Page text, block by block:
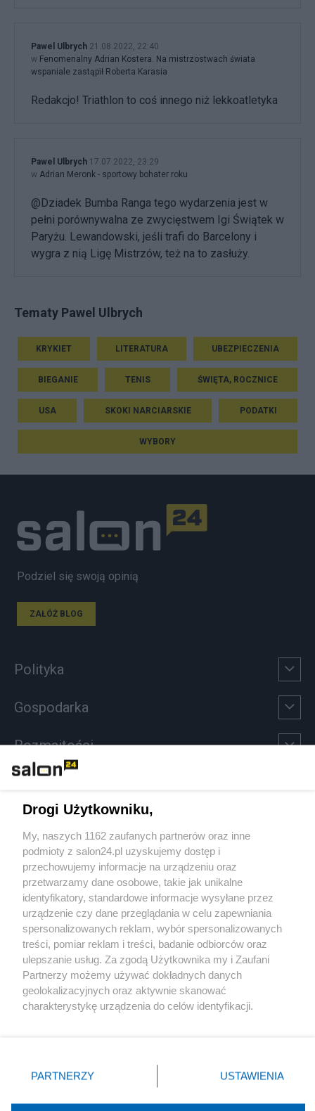
Pawel Ulbrych 21.08.2022, 22:40
w Fenomenalny Adrian Kostera. Na mistrzostwach świata
wspaniale zastąpił Roberta Karasia
Redakcjo! Triathlon to coś innego niż lekkoatletyka
Pawel Ulbrych 17.07.2022, 23:29
w Adrian Meronk - sportowy bohater roku
@Dziadek Bumba Ranga tego wydarzenia jest w
pełni porównywalna ze zwycięstwem Igi Świątek w
Paryżu. Lewandowski, jeśli trafi do Barcelony i
wygra z nią Ligę Mistrzów, też na to zasłuży.
Tematy Pawel Ulbrych
KRYKIET LITERATURA UBEZPIECZENIA
BIEGANIE TENIS ŚWIĘTA, ROCZNICE
USA SKOKI NARCIARSKIE PODATKI
WYBORY
Podziel się swoją opinią
ZAŁÓŻ BLOG
Polityka
Gospodarka
Rozmaitości
Sport
Społeczeństwo
Kultura
X Facebook Instagram Youtube
Drogi Użytkowniku,
My, naszych 1162 zaufanych partnerów oraz inne
podmioty z salon24.pl uzyskujemy dostęp i
przechowujemy informacje na urządzeniu oraz
przetwarzamy dane osobowe, takie jak unikalne
identyfikatory, standardowe informacje wysyłane przez
urządzenie czy dane przeglądania w celu zapewniania
spersonalizowanych reklam, wybór spersonalizowanych
treści, pomiar reklam i treści, badanie odbiorców oraz
ulepszanie usług. Za zgodą Użytkownika my i Zaufani
Partnerzy możemy używać dokładnych danych
geolokalizacyjnych oraz aktywnie skanować
charakterystykę urządzenia do celów identyfikacji.
zmienić/wycofać klikając przycisk ustawień prywatności
znajdujący się w lewym dolnym rogu strony
rodzaje przetwarzania danych nie wymagają zgody
PARTNERZY USTAWIENIA